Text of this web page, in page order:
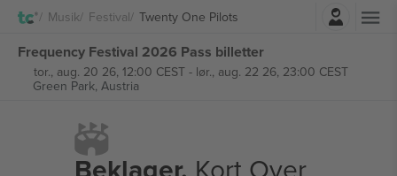
Musik Festival Twenty One PilotsLog ind
Frequency Festival 2026 Pass billetter
tor., aug. 20 26, 12:00 CEST- lør., aug. 22 26, 23:00 CEST
Green Park, Austria